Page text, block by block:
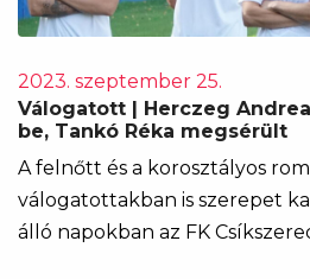
2023. szeptember 25.
Válogatott | Herczeg
be, Tankó Réka megsérült
A felnőtt és a korosztályos
válogatottakban is szerepet
álló napokban az FK